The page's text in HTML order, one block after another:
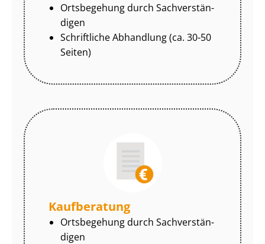
Ortsbegehung durch Sach­ver­stän­
di­gen
Schriftliche Abhandlung (ca. 30-50
Seiten)
Kaufberatung
Ortsbegehung durch Sach­ver­stän­
di­gen